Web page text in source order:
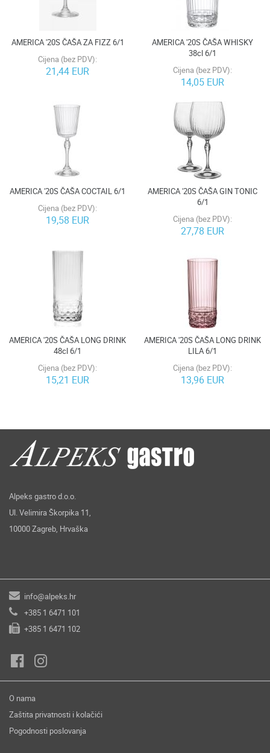
AMERICA '20S ČAŠA ZA FIZZ 6/1
Cijena (bez PDV):
21,44 EUR
AMERICA '20S ČAŠA WHISKY
38cl 6/1
Cijena (bez PDV):
14,05 EUR
AMERICA '20S ČAŠA COCTAIL 6/1
Cijena (bez PDV):
19,58 EUR
AMERICA '20S ČAŠA GIN TONIC
6/1
Cijena (bez PDV):
27,78 EUR
AMERICA '20S ČAŠA LONG DRINK
48cl 6/1
Cijena (bez PDV):
15,21 EUR
AMERICA '20S ČAŠA LONG DRINK
LILA 6/1
Cijena (bez PDV):
13,96 EUR
Alpeks gastro d.o.o.
Ul. Velimira Škorpika 11,
10000 Zagreb, Hrvaška
info@alpeks.hr
+385 1 6471 101
+385 1 6471 102
O nama
Zaštita privatnosti i kolačići
Pogodnosti poslovanja